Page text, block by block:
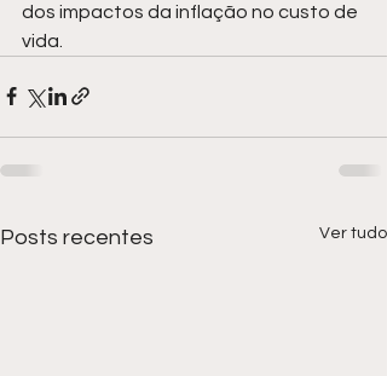
dos impactos da inflação no custo de
vida.
Posts recentes Ver tudo